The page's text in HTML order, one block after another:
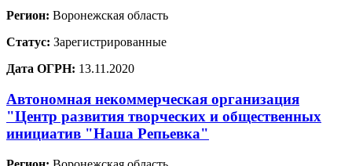
Регион: Воронежская область
Статус: Зарегистрированные
Дата ОГРН: 13.11.2020
Автономная некоммерческая организация
"Центр развития творческих и общественных
инициатив "Наша Репьевка"